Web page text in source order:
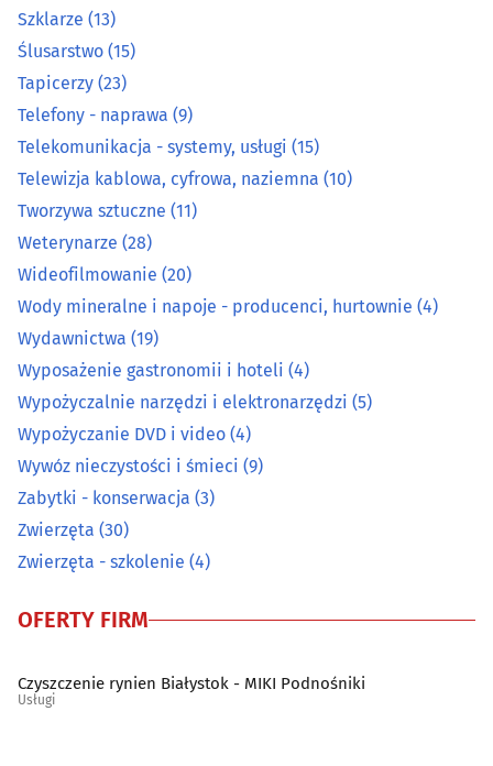
Organizacja eventów, wesel i bankietów
Ostrzenie narzędzi
Pieczątki (7)
Piekarnie
Pisanie, edycja i korekta tekstów
Podnośniki, transportery(15)
Pogrzebowe zakłady(21)
Prace drogowe i kolejowe
Prace wodne i melioracyjne (7)
Prace wysokościowe
Rzemiosło artystyczne
Szklarze (13)
Ślusarstwo (15)
Tapicerzy (23)
Telefony - naprawa (9)
Telekomunikacja - systemy, usługi (15)
Telewizja kablowa, cyfrowa, naziemna (10)
Tworzywa sztuczne (11)
Weterynarze (28)
Wideofilmowanie (20)
Wody mineralne i napoje - producenci, hurtownie (4)
Wydawnictwa (19)
Wyposażenie gastronomii i hoteli (4)
Wypożyczalnie narzędzi i elektronarzędzi (5)
Wypożyczanie DVD i video (4)
Wywóz nieczystości i śmieci (9)
Zabytki - konserwacja (3)
Zwierzęta (30)
Zwierzęta - szkolenie (4)
OFERTY FIRM
Czyszczenie rynien Białystok - MIKI Podnośniki
Usługi